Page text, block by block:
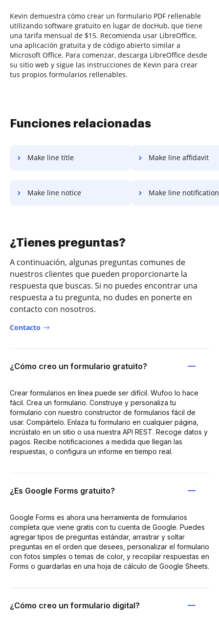
Kevin demuestra cómo crear un formulario PDF rellenable
utilizando software gratuito en lugar de docHub, que tiene
una tarifa mensual de $15. Recomienda usar LibreOffice,
una aplicación gratuita y de código abierto similar a
Microsoft Office. Para comenzar, descarga LibreOffice desde
su sitio web y sigue las instrucciones de Kevin para crear
tus propios formularios rellenables.
Funciones relacionadas
Make line title Make line affidavit
Make line notice Make line notification
¿Tienes preguntas?
A continuación, algunas preguntas comunes de
nuestros clientes que pueden proporcionarte la
respuesta que buscas. Si no puedes encontrar una
respuesta a tu pregunta, no dudes en ponerte en
contacto con nosotros.
Contacto
¿Cómo creo un formulario gratuito?
Crear formularios en línea puede ser difícil. Wufoo lo hace
fácil. Crea un formulario. Construye y personaliza tu
formulario con nuestro constructor de formularios fácil de
usar. Compártelo. Enlaza tu formulario en cualquier página,
incrústalo en un sitio o usa nuestra API REST. Recoge datos y
pagos. Recibe notificaciones a medida que llegan las
respuestas, o configura un informe en tiempo real.
¿Es Google Forms gratuito?
Google Forms es ahora una herramienta de formularios
completa que viene gratis con tu cuenta de Google. Puedes
agregar tipos de preguntas estándar, arrastrar y soltar
preguntas en el orden que desees, personalizar el formulario
con fotos simples o temas de color, y recopilar respuestas en
Forms o guardarlas en una hoja de cálculo de Google Sheets.
¿Cómo creo un formulario digital?